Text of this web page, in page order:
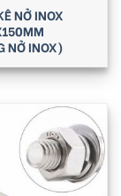
NỞ INOX
NỞ INOX)